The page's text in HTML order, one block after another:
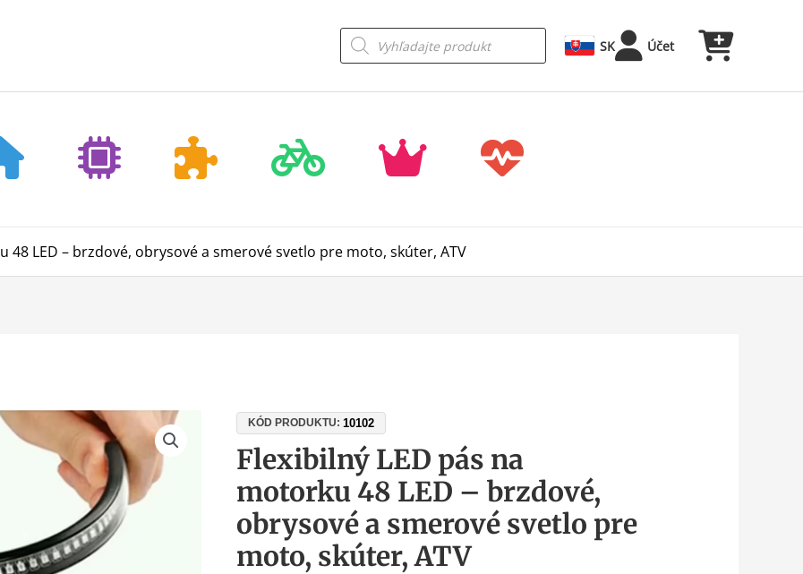
Products
search SK Účet
48 LED – brzdové, obrysové a smerové svetlo pre moto, skúter, ATV
KÓD PRODUKTU:10102
Flexibilný LED pás na
motorku 48 LED – brzdové,
obrysové a smerové svetlo pre
moto, skúter, ATV
množstvo
Flexibilný
LED
pás
na
motorku
48